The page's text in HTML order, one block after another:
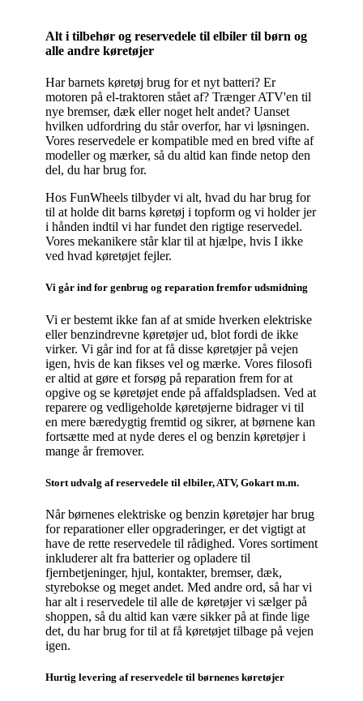
Alt i tilbehør og reservedele til elbiler til børn og
alle andre køretøjer
Har barnets køretøj brug for et nyt batteri? Er
motoren på el-traktoren stået af? Trænger ATV'en til
nye bremser, dæk eller noget helt andet? Uanset
hvilken udfordring du står overfor, har vi løsningen.
Vores reservedele er kompatible med en bred vifte af
modeller og mærker, så du altid kan finde netop den
del, du har brug for.
Hos FunWheels tilbyder vi alt, hvad du har brug for
til at holde dit barns køretøj i topform og vi holder jer
i hånden indtil vi har fundet den rigtige reservedel.
Vores mekanikere står klar til at hjælpe, hvis I ikke
ved hvad køretøjet fejler.
Vi går ind for genbrug og reparation fremfor udsmidning
Vi er bestemt ikke fan af at smide hverken elektriske
eller benzindrevne køretøjer ud, blot fordi de ikke
virker. Vi går ind for at få disse køretøjer på vejen
igen, hvis de kan fikses vel og mærke. Vores filosofi
er altid at gøre et forsøg på reparation frem for at
opgive og se køretøjet ende på affaldspladsen. Ved at
reparere og vedligeholde køretøjerne bidrager vi til
en mere bæredygtig fremtid og sikrer, at børnene kan
fortsætte med at nyde deres el og benzin køretøjer i
mange år fremover.
Stort udvalg af reservedele til elbiler, ATV, Gokart m.m.
Når børnenes elektriske og benzin køretøjer har brug
for reparationer eller opgraderinger, er det vigtigt at
have de rette reservedele til rådighed. Vores sortiment
inkluderer alt fra batterier og opladere til
fjernbetjeninger, hjul, kontakter, bremser, dæk,
styrebokse og meget andet. Med andre ord, så har vi
har alt i reservedele til alle de køretøjer vi sælger på
shoppen, så du altid kan være sikker på at finde lige
det, du har brug for til at få køretøjet tilbage på vejen
igen.
Hurtig levering af reservedele til børnenes køretøjer